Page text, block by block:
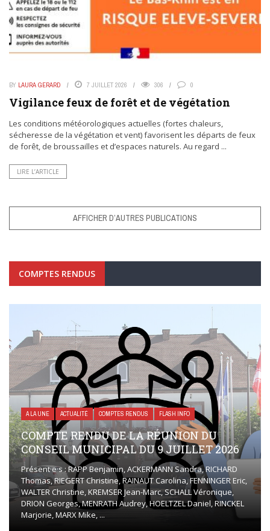
BY LAURA GERARD 7 JUILLET 2026 306 0
Vigilance feux de forêt et de végétation
Les conditions météorologiques actuelles (fortes chaleurs,
sécheresse de la végétation et vent) favorisent les départs de feux
de forêt, de broussailles et d’espaces naturels. Au regard ...
LIRE L’ARTICLE
AFFICHER D’AUTRES PUBLICATIONS
COMPTES RENDUS
A LA UNE ACTUALITÉ COMPTES RENDUS FLASH INFO
COMPTE RENDU DE LA RÉUNION DU
CONSEIL MUNICIPAL DU 9 JUILLET 2026
Présent·e·s : RAPP Benjamin, ACKERMANN Sandra, RICHARD
Thomas, RIEGERT Christine, RAINAUT Carolina, FENNINGER Eric,
WALTER Christine, KREMSER Jean-Marc, SCHALL Véronique,
DRION Georges, MENRATH Audrey, HOELTZEL Daniel, RINCKEL
Marjorie, MARX Mike, ...